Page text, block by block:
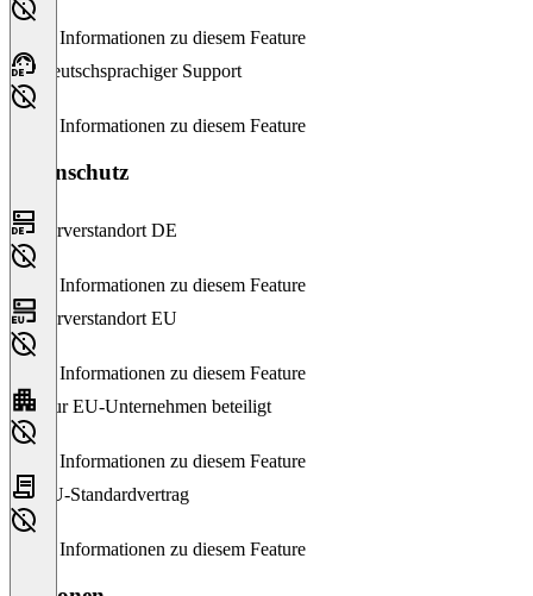
Keine Informationen zu diesem Feature
Deutschsprachiger Support
Keine Informationen zu diesem Feature
Datenschutz
Serverstandort DE
Keine Informationen zu diesem Feature
Serverstandort EU
Keine Informationen zu diesem Feature
Nur EU-Unternehmen beteiligt
Keine Informationen zu diesem Feature
EU-Standardvertrag
Keine Informationen zu diesem Feature